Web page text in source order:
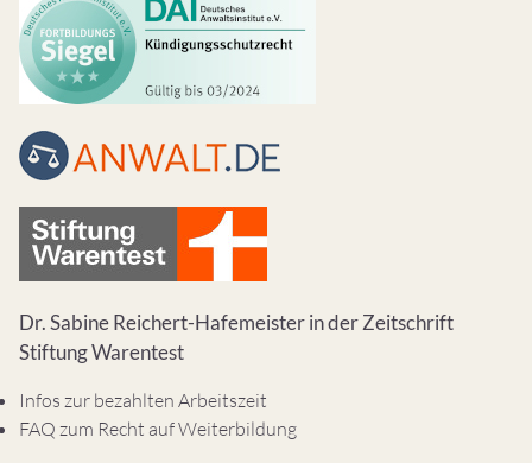
Dr. Sabine Reichert-Hafemeister in der Zeitschrift
Stiftung Warentest
Infos zur bezahlten Arbeitszeit
FAQ zum Recht auf Weiterbildung